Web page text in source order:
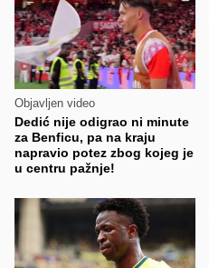
Objavljen video
Dedić nije odigrao ni minute
za Benficu, pa na kraju
napravio potez zbog kojeg je
u centru pažnje!